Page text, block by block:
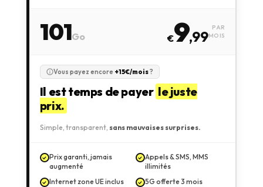
101Go €9,99
PAR
MOIS
Vous payez encore +15€/mois?
Il est temps de payer le juste
prix.
Simple, transparent, sans mauvaises surprises.
Prix garanti, jamais
augmenté
Appels & SMS, MMS
illimités
Internet zone UE inclus
5G offerte 3 mois